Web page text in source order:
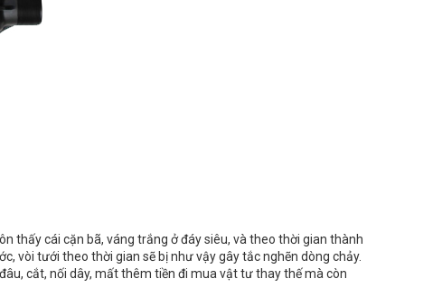
thấy cái cặn bã, váng trắng ở đáy siêu, và theo thời gian thành
vòi tưới theo thời gian sẽ bị như vậy gây tắc nghẽn dòng chảy.
cắt, nối dây, mất thêm tiền đi mua vật tư thay thế mà còn